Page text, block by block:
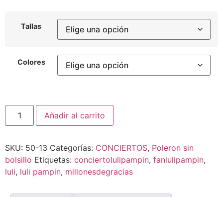
Tallas
Colores
Añadir al carrito
SKU: 50-13 Categorías: CONCIERTOS, Poleron sin
bolsillo Etiquetas: conciertolulipampin, fanlulipampin,
luli, luli pampin, millonesdegracias